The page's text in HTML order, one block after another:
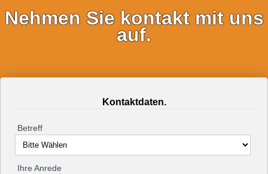
Nehmen Sie kontakt mit uns
auf.
Kontaktdaten.
Betreff
Ihre Anrede